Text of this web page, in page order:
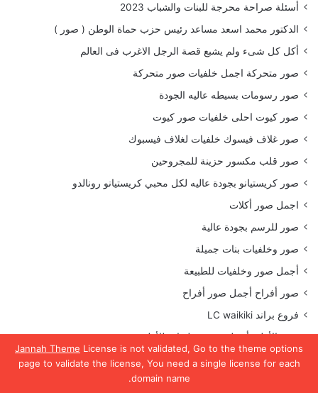
Jannah Theme License is not validated, Go to the theme options
page to validate the license, You need a single license for each
domain name.
أسئلة صراحة محرجة للبنات والشباب 2023
الدكتور محمد اسعد مساعد رئيس حزب حماة الوطن ( صور )
أكل كل شىء ولم يشبع قصة الرجل الاغرب فى العالم
صور متحركة اجمل خلفيات صور متحركة
صور رسومات بسيطه عاليه الجودة
صور كيوت احلى خلفيات صور كيوت
صور غلاف فيسوك خلفيات لغلاف فيسبوك
صور قلب مكسور حزينة للمجروحين
صور كريستيانو بجودة عاليه لكل محبي كريستيانو رونالدو
اجمل صور أكلات
صور للرسم بجودة عالية
صور وخلفيات بنات جميلة
أجمل صور وخلفيات للطبيعة
صور أفراح أجمل صور أفراح
فروع براند LC waikiki
صور الأهلي أجمل صور وخلفيات للأهلي
اشكال ركنات مودرن 2022 بتصميمات رائعة